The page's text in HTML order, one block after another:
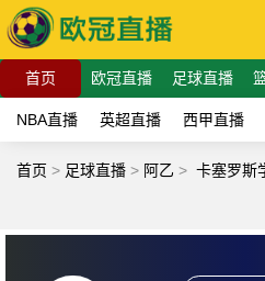
首页 欧冠直播 足球直播
NBA直播 英超直播 西甲直播
首页 > 足球直播 > 阿乙 > 卡塞罗斯